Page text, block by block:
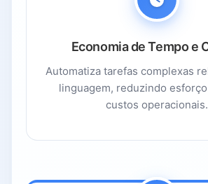
Economia de Tempo e
Automatiza tarefas complexas
linguagem, reduzindo
custos operacionais.